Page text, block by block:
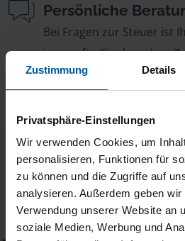
Zustimmung Details
Privatsphäre-Einstellungen
Wir verwenden Cookies, um
personalisieren, Funktionen für
zu können und die Zugriffe auf
analysieren. Außerdem geben
Verwendung unserer Website an
soziale Medien, Werbung und
Persönliche
Bei Fragen zur Steuer ist
immer für Sie da – ohne
Fairer Beitrag
jährlichen
Jahreseinnahmen richtet.